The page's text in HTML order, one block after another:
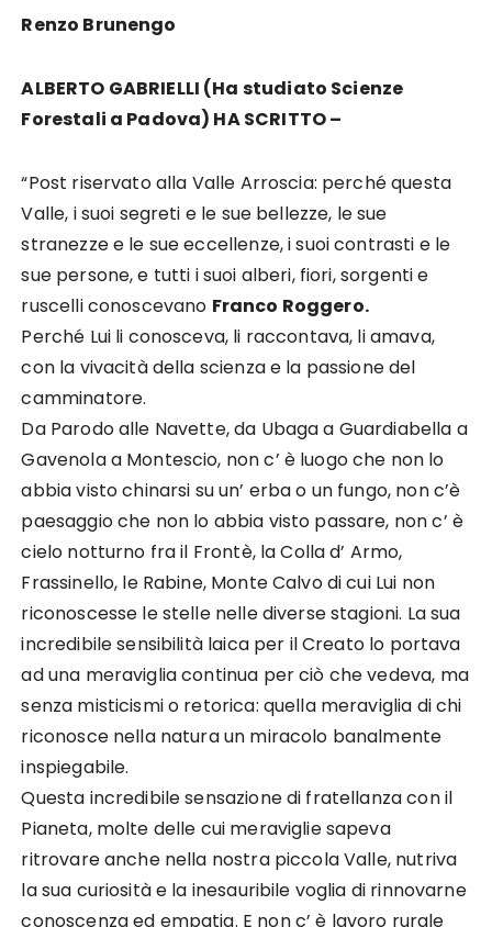
Renzo Brunengo
ALBERTO GABRIELLI (Ha studiato Scienze
Forestali a Padova) HA SCRITTO –
“Post riservato alla Valle Arroscia: perché questa
Valle, i suoi segreti e le sue bellezze, le sue
stranezze e le sue eccellenze, i suoi contrasti e le
sue persone, e tutti i suoi alberi, fiori, sorgenti e
ruscelli conoscevano Franco Roggero.
Perché Lui li conosceva, li raccontava, li amava,
con la vivacità della scienza e la passione del
camminatore.
Da Parodo alle Navette, da Ubaga a Guardiabella a
Gavenola a Montescio, non c’ è luogo che non lo
abbia visto chinarsi su un’ erba o un fungo, non c’è
paesaggio che non lo abbia visto passare, non c’ è
cielo notturno fra il Frontè, la Colla d’ Armo,
Frassinello, le Rabine, Monte Calvo di cui Lui non
riconoscesse le stelle nelle diverse stagioni. La sua
incredibile sensibilità laica per il Creato lo portava
ad una meraviglia continua per ciò che vedeva, ma
senza misticismi o retorica: quella meraviglia di chi
riconosce nella natura un miracolo banalmente
inspiegabile.
Questa incredibile sensazione di fratellanza con il
Pianeta, molte delle cui meraviglie sapeva
ritrovare anche nella nostra piccola Valle, nutriva
la sua curiosità e la inesauribile voglia di rinnovarne
conoscenza ed empatia. E non c’ è lavoro rurale